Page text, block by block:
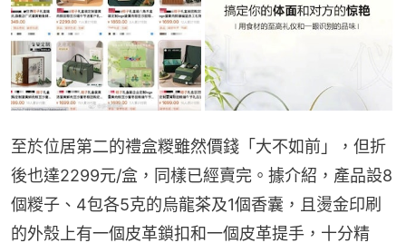
至於位居第二的禮盒糉雖然價錢「大不如前」，但折
後也達2299元/盒，同樣已經賣完。據介紹，產品設8
個糉子、4包各5克的烏龍茶及1個香囊，且燙金印刷
的外殼上有一個皮革鎖扣和一個皮革提手，十分精